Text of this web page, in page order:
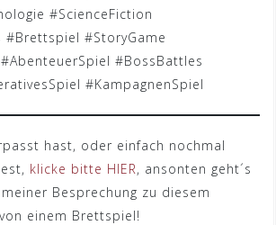
#ScienceFiction
#Brettspiel #StoryGame
#BossBattles
#KampagnenSpiel
hast, oder einfach nochmal
klicke bitte HIER, ansonten geht´s
Besprechung zu diesem
einem Brettspiel!